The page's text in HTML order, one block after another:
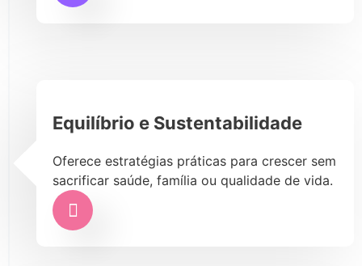
Equilíbrio e Sustentabilidade
Oferece estratégias práticas para crescer sem
sacrificar saúde, família ou qualidade de vida.